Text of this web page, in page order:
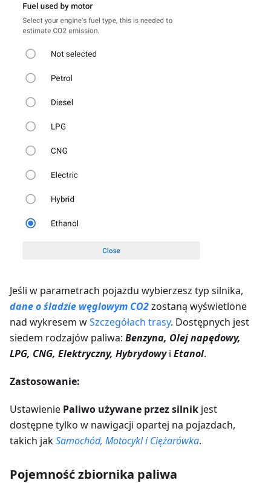
Jeśli w parametrach pojazdu wybierzesz typ silnika,
dane o śladzie węglowym CO2zostaną wyświetlone
nad wykresem wSzczegółach trasy. Dostępnych jest
siedem rodzajów paliwa: Benzyna, Olej napędowy,
LPG, CNG, Elektryczny, Hybrydowyi Etanol.
Zastosowanie:
Ustawienie Paliwo używane przez silnik jest
dostępne tylko w nawigacji opartej na pojazdach,
takich jakSamochód, Motocykl i Ciężarówka.
Pojemność zbiornika paliwa